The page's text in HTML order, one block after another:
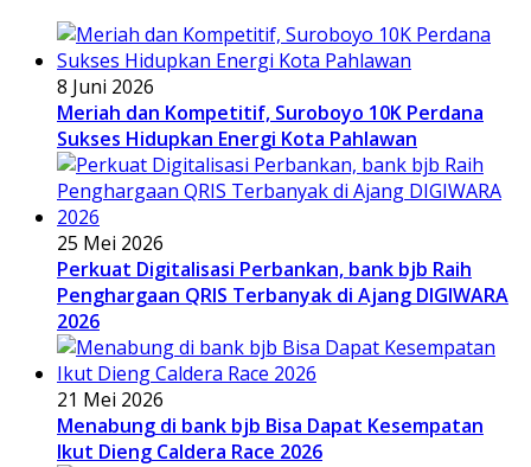
8 Juni 2026
Meriah dan Kompetitif, Suroboyo 10K Perdana
Sukses Hidupkan Energi Kota Pahlawan
25 Mei 2026
Perkuat Digitalisasi Perbankan, bank bjb Raih
Penghargaan QRIS Terbanyak di Ajang DIGIWARA
2026
21 Mei 2026
Menabung di bank bjb Bisa Dapat Kesempatan
Ikut Dieng Caldera Race 2026